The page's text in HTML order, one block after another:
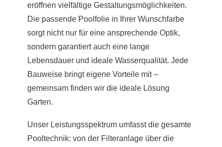
eröffnen vielfältige Gestaltungsmöglichkeiten.
Die passende Poolfolie in Ihrer Wunschfarbe
sorgt nicht nur für eine ansprechende Optik,
sondern garantiert auch eine lange
Lebensdauer und ideale Wasserqualität. Jede
Bauweise bringt eigene Vorteile mit –
gemeinsam finden wir die ideale Lösung
Garten.
Unser Leistungsspektrum umfasst die gesamte
Pooltechnik: von der Filteranlage über die